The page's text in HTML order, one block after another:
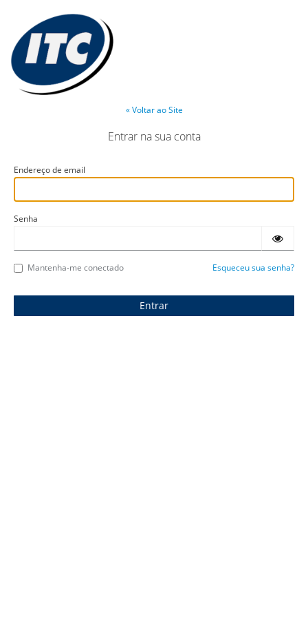
« Voltar ao Site
Entrar na sua conta
Endereço de email
Senha
Mantenha-me conectado Esqueceu sua senha?